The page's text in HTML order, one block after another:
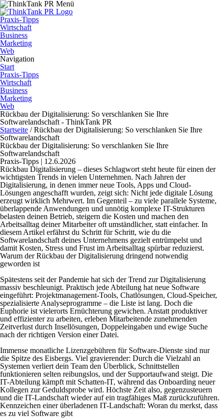
Praxis-Tipps
Wirtschaft
Business
Marketing
Web
Navigation
Start
Praxis-Tipps
Wirtschaft
Business
Marketing
Web
Rückbau der Digitalisierung: So verschlanken Sie Ihre
Softwarelandschaft - ThinkTank PR
Startseite / Rückbau der Digitalisierung: So verschlanken Sie Ihre
Softwarelandschaft
Rückbau der Digitalisierung: So verschlanken Sie Ihre
Softwarelandschaft
Praxis-Tipps | 12.6.2026
Rückbau Digitalisierung – dieses Schlagwort steht heute für einen der
wichtigsten Trends in vielen Unternehmen. Nach Jahren der
Digitalisierung, in denen immer neue Tools, Apps und Cloud-
Lösungen angeschafft wurden, zeigt sich: Nicht jede digitale Lösung
erzeugt wirklich Mehrwert. Im Gegenteil – zu viele parallele Systeme,
überlappende Anwendungen und unnötig komplexe IT-Strukturen
belasten deinen Betrieb, steigern die Kosten und machen den
Arbeitsalltag deiner Mitarbeiter oft umständlicher, statt einfacher. In
diesem Artikel erfährst du Schritt für Schritt, wie du die
Softwarelandschaft deines Unternehmens gezielt entrümpelst und
damit Kosten, Stress und Frust im Arbeitsalltag spürbar reduzierst.
Warum der Rückbau der Digitalisierung dringend notwendig
geworden ist
Spätestens seit der Pandemie hat sich der Trend zur Digitalisierung
massiv beschleunigt. Praktisch jede Abteilung hat neue Software
eingeführt: Projektmanagement-Tools, Chatlösungen, Cloud-Speicher,
spezialisierte Analyseprogramme – die Liste ist lang. Doch die
Euphorie ist vielerorts Ernüchterung gewichen. Anstatt produktiver
und effizienter zu arbeiten, erleben Mitarbeitende zunehmenden
Zeitverlust durch Insellösungen, Doppeleingaben und ewige Suche
nach der richtigen Version einer Datei.
Immense monatliche Lizenzgebühren für Software-Dienste sind nur
die Spitze des Eisbergs. Viel gravierender: Durch die Vielzahl an
Systemen verliert dein Team den Überblick, Schnittstellen
funktionieren selten reibungslos, und der Supportaufwand steigt. Die
IT-Abteilung kämpft mit Schatten-IT, während das Onboarding neuer
Kollegen zur Geduldsprobe wird. Höchste Zeit also, gegenzusteuern
und die IT-Landschaft wieder auf ein tragfähiges Maß zurückzuführen.
Kennzeichen einer überladenen IT-Landschaft: Woran du merkst, dass
es zu viel Software gibt